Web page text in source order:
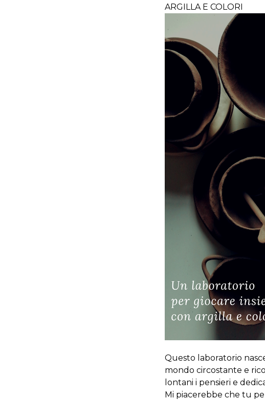
ARGILLA E COLORI
Questo laboratorio
mondo circostante e
lontani i pensieri e
Mi piacerebbe che tu